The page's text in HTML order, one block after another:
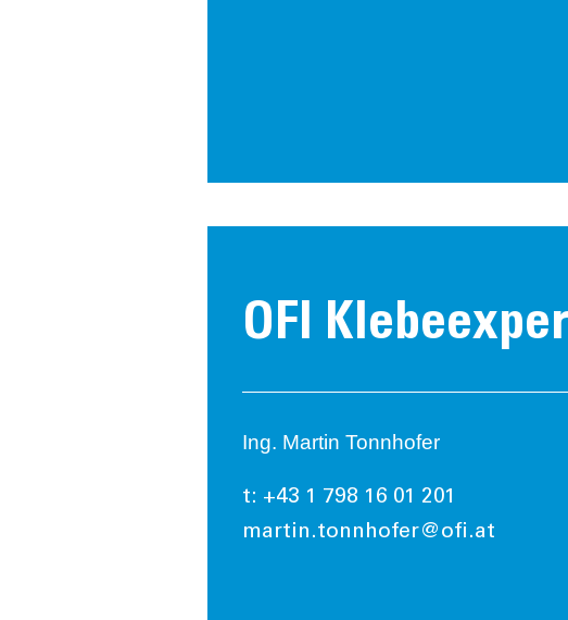
OFI
Ing. Martin Tonnhofer
t: +43 1 798 16 01 201
martin.tonnhofer@ofi.at